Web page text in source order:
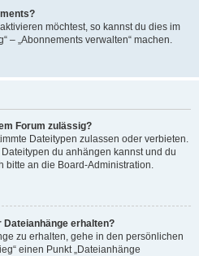
möchtest, so kannst du dies im
– „Abonnements verwalten“ machen.
Forum zulässig?
Dateitypen zulassen oder verbieten.
du anhängen kannst und du
bitte an die Board-Administration.
Dateianhänge erhalten?
zu erhalten, gehe in den persönlichen
einen Punkt „Dateianhänge